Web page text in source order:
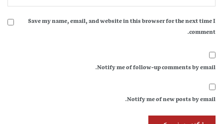
Save my name, email, and website in this browser for the next time I
comment.
Notify me of follow-up comments by email.
Notify me of new posts by email.